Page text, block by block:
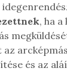
, ha
és az